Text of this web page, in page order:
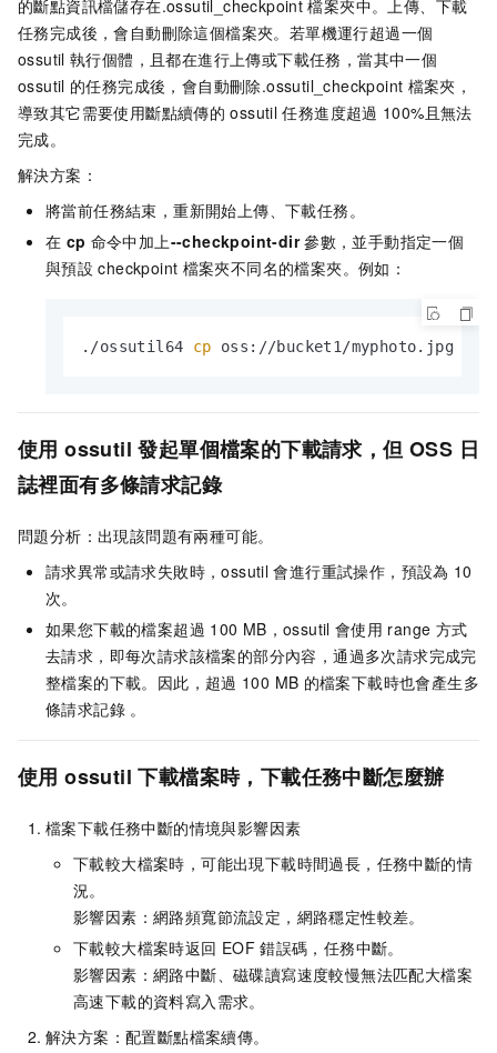
的斷點資訊檔儲存在.ossutil_checkpoint 檔案夾中。上傳、下載
任務完成後，會自動刪除這個檔案夾。若單機運行超過一個
ossutil 執行個體，且都在進行上傳或下載任務，當其中一個
ossutil 的任務完成後，會自動刪除.ossutil_checkpoint 檔案夾，
導致其它需要使用斷點續傳的 ossutil 任務進度超過 100%且無法
完成。
解決方案：
將當前任務結束，重新開始上傳、下載任務。
在 cp 命令中加上--checkpoint-dir 參數，並手動指定一個
與預設 checkpoint 檔案夾不同名的檔案夾。例如：
./ossutil64 cp oss://bucket1/myphoto.jpg  /
使用 ossutil 發起單個檔案的下載請求，但 OSS 日
誌裡面有多條請求記錄
問題分析：出現該問題有兩種可能。
請求異常或請求失敗時，ossutil 會進行重試操作，預設為 10
次。
如果您下載的檔案超過 100 MB，ossutil 會使用 range 方式
去請求，即每次請求該檔案的部分內容，通過多次請求完成完
整檔案的下載。因此，超過 100 MB 的檔案下載時也會產生多
條請求記錄 。
使用 ossutil 下載檔案時，下載任務中斷怎麼辦
檔案下載任務中斷的情境與影響因素
下載較大檔案時，可能出現下載時間過長，任務中斷的情
況。
影響因素：網路頻寬節流設定，網路穩定性較差。
下載較大檔案時返回 EOF 錯誤碼，任務中斷。
影響因素：網路中斷、磁碟讀寫速度較慢無法匹配大檔案
高速下載的資料寫入需求。
解決方案：配置斷點檔案續傳。